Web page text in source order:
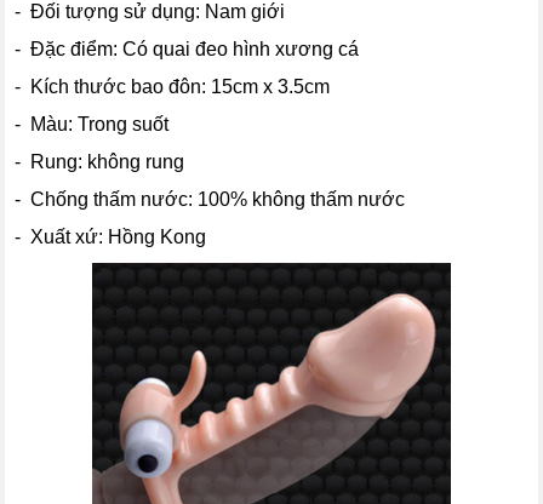
- Đối tượng sử dụng: Nam giới
- Đặc điểm: Có quai đeo hình xương cá
- Kích thước bao đôn: 15cm x 3.5cm
- Màu: Trong suốt
- Rung: không rung
- Chống thấm nước: 100% không thấm nước
- Xuất xứ: Hồng Kong